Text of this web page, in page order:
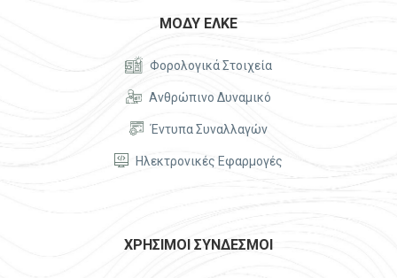
ΜΟΔΥ ΕΛΚΕ

 Φορολογικά Στοιχεία

 Ανθρώπινο Δυναμικό

 Έντυπα Συναλλαγών

 Ηλεκτρονικές Εφαρμογές
ΧΡΗΣΙΜΟΙ ΣΥΝΔΕΣΜΟΙ